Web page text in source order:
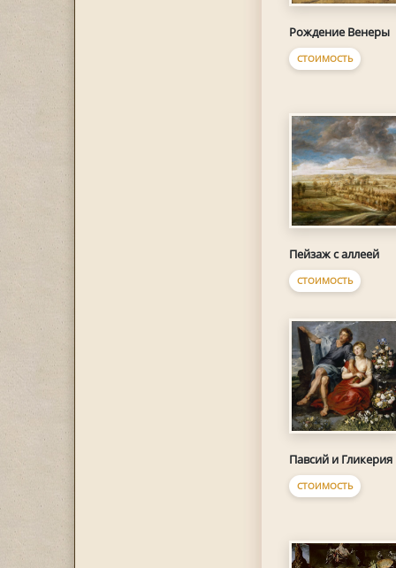
Рождение Венеры
СТОИМОСТЬ
Пейзаж с аллеей
СТОИМОСТЬ
Павсий и Гликерия
СТОИМОСТЬ